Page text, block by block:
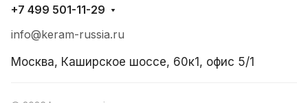
+7 499 501-11-29
info@keram-russia.ru
Москва, Каширское шоссе, 60к1, офис 5/1